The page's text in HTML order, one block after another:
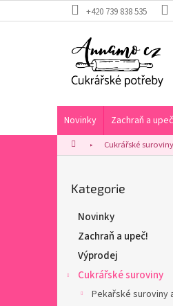
na
+420 739 838 535
Novinky Zachraň a
DomůCukrářské suroviny
Přeskočit
kategorie
Kategorie
Novinky
Zachraň a upeč!
Výprodej
Cukrářské suroviny
Pekařské suroviny